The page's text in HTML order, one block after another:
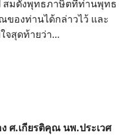
สมดังพุทธภาษิตที่ท่านพุทธ
องท่านได้กล่าวไว้ และ
จสุดท้ายว่า…
ศ.เกียรติคุณ นพ.ประเวศ